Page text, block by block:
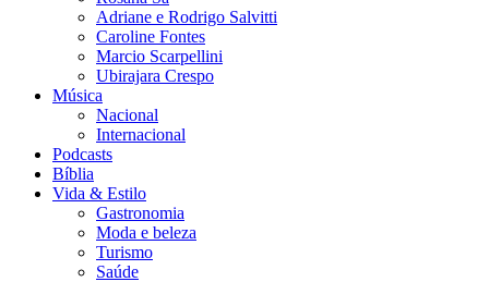
Adriane e Rodrigo Salvitti
Caroline Fontes
Marcio Scarpellini
Ubirajara Crespo
Música
Nacional
Internacional
Podcasts
Bíblia
Vida & Estilo
Gastronomia
Moda e beleza
Turismo
Saúde